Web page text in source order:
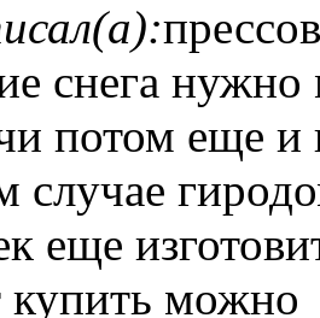
снега
потом еще и
случае
еще
купить можно